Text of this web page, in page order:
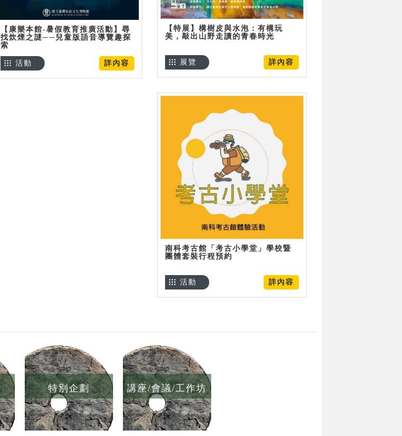
【康樂本館-暑假教育推廣活動】尋
找炊煙之謎──兒童版語音導覽趣探
索
詳內容
活動
【特展】構樹皮與水泡：有構玩
美，敲出山野走讀的青春時光
詳內容
展覽
南科考古館「考古小學堂」學校暨
團體套裝行程預約
詳內容
活動
特別企劃 講座/會議/工作坊